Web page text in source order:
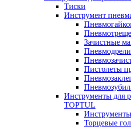
Тиски
Инструмент
Зачистные
Пистолеты
Инструменты для
TOPTUL
Торцевые